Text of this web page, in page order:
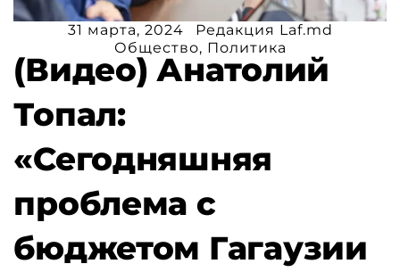
31 марта, 2024
Редакция Laf.md
Общество, Политика
(Видео) Анатолий
Топал:
«Сегодняшняя
проблема с
бюджетом Гагаузии